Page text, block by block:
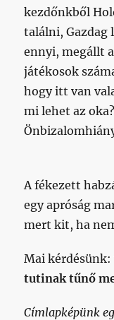
kezdőnkből
találni,
ennyi, megállt
játékosok
hogy itt van
mi lehet az
A fékezett
egy apróság
mert kit, ha
Mai kérdésünk:
tutinak tűnő
Címlapképünk